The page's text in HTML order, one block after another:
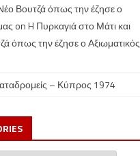
Βουτζά όπως την έζησε ο
onH Πυρκαγιά στο Μάτι και
όπως την έζησε ο Αξιωματικός
– Κύπρος 1974